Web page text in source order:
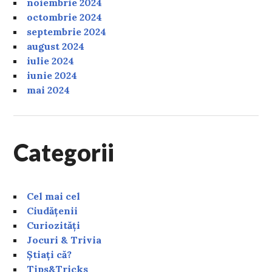
octombrie 2024
septembrie 2024
august 2024
iulie 2024
iunie 2024
mai 2024
Categorii
Cel mai cel
Ciudățenii
Curiozități
Jocuri & Trivia
Știați că?
Tips&Tricks